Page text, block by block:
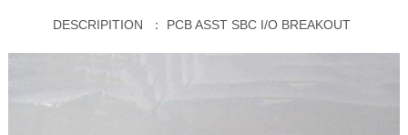
DESCRIPITION ： PCB ASST SBC I/O BREAKOUT